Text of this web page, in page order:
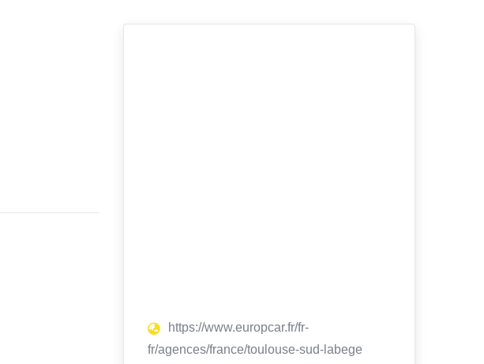
https://www.europcar.fr/fr-
fr/agences/france/toulouse-sud-labege